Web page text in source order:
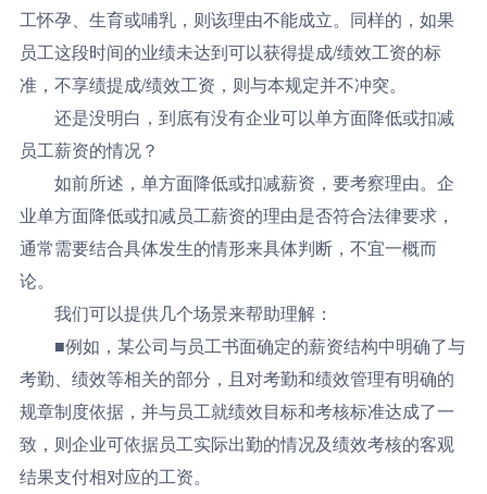
工怀孕、生育或哺乳，则该理由不能成立。同样的，如果
员工这段时间的业绩未达到可以获得提成/绩效工资的标
准，不享绩提成/绩效工资，则与本规定并不冲突。
还是没明白，到底有没有企业可以单方面降低或扣减
员工薪资的情况？
如前所述，单方面降低或扣减薪资，要考察理由。企
业单方面降低或扣减员工薪资的理由是否符合法律要求，
通常需要结合具体发生的情形来具体判断，不宜一概而
论。
我们可以提供几个场景来帮助理解：
■例如，某公司与员工书面确定的薪资结构中明确了与
考勤、绩效等相关的部分，且对考勤和绩效管理有明确的
规章制度依据，并与员工就绩效目标和考核标准达成了一
致，则企业可依据员工实际出勤的情况及绩效考核的客观
结果支付相对应的工资。